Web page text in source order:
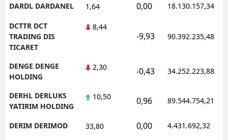
DARDL DARDANEL 1,64 0,00 18.130.157,34
DCTTR DCT
TRADING DIS
TICARET
8,44
-9,93 90.392.235,48
DENGE DENGE
HOLDING
2,30 -0,43 34.252.223,88
DERHL DERLUKS
YATIRIM HOLDING
10,50 0,96 89.544.754,21
DERIM DERIMOD 33,80 0,00 4.431.692,32